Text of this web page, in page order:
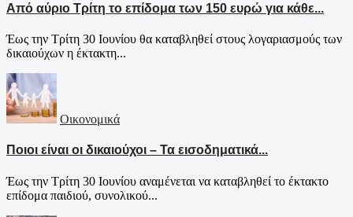
Από αύριο Τρίτη το επίδομα των 150 ευρώ για κάθε...
Έως την Τρίτη 30 Ιουνίου θα καταβληθεί στους λογαριασμούς των
δικαιούχων η έκτακτη...
Οικονομικά
Ποιοι είναι οι δικαιούχοι – Τα εισοδηματικά...
Έως την Τρίτη 30 Ιουνίου αναμένεται να καταβληθεί το έκτακτο
επίδομα παιδιού, συνολικού...